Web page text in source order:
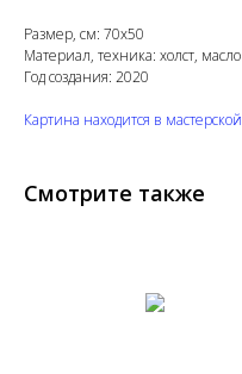
Размер, см: 70х50
Материал, техника: холст, масло
Год создания: 2020
Картина находится в мастерской
Смотрите также